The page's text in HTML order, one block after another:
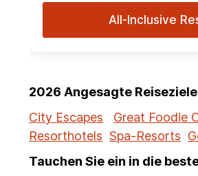
All-Inclusive
2026 Angesagte
City Escapes
Great Foodie
Resorthotels Spa-Resorts
Tauchen Sie ein in die